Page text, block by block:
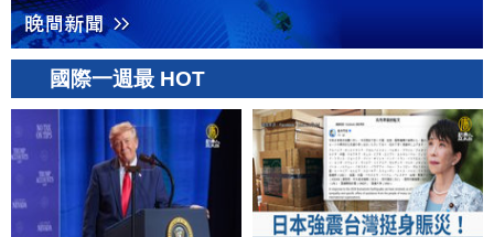
國際一週最 HOT